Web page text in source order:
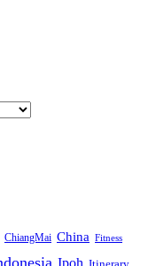
ChiangMai China Fitness
Ipoh